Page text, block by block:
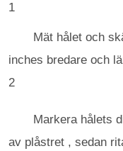
1
Mät hålet och
inches bredare och
2
Markera hålets
av plåstret , sedan